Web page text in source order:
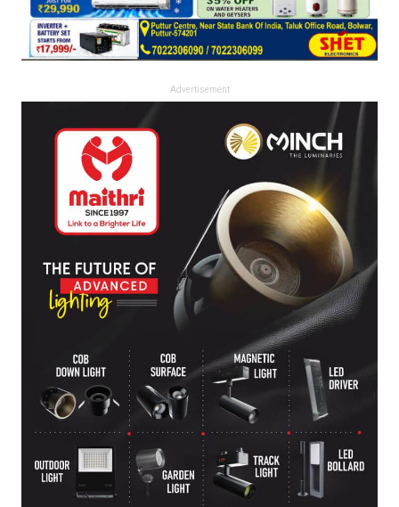
Advertisement